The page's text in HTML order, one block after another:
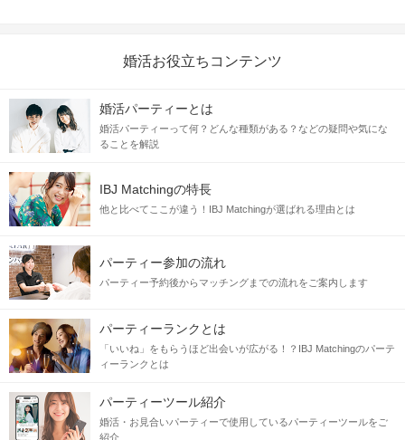
婚活お役立ちコンテンツ
婚活パーティーとは
婚活パーティーって何？どんな種類がある？などの疑問や気にな
ることを解説
IBJ Matchingの特長
他と比べてここが違う！IBJ Matchingが選ばれる理由とは
パーティー参加の流れ
パーティー予約後からマッチングまでの流れをご案内します
パーティーランクとは
「いいね」をもらうほど出会いが広がる！？IBJ Matchingのパーテ
ィーランクとは
パーティーツール紹介
婚活・お見合いパーティーで使用しているパーティーツールをご
紹介